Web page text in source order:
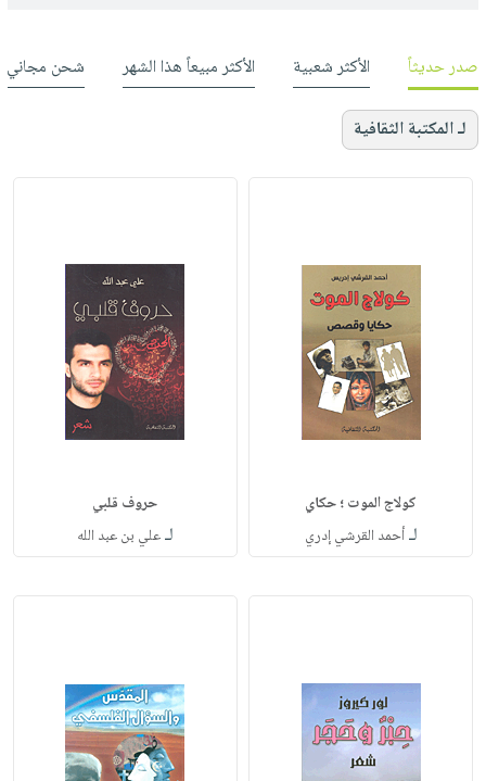
صدر حديثاً الأكثر شعبية الأكثر مبيعاً هذا الشهر شحن مجاني
لـ المكتبة الثقافية
كولاج الموت ؛ حكاي
لـأحمد القرشي إدري
حروف قلبي
لـعلي بن عبد الله